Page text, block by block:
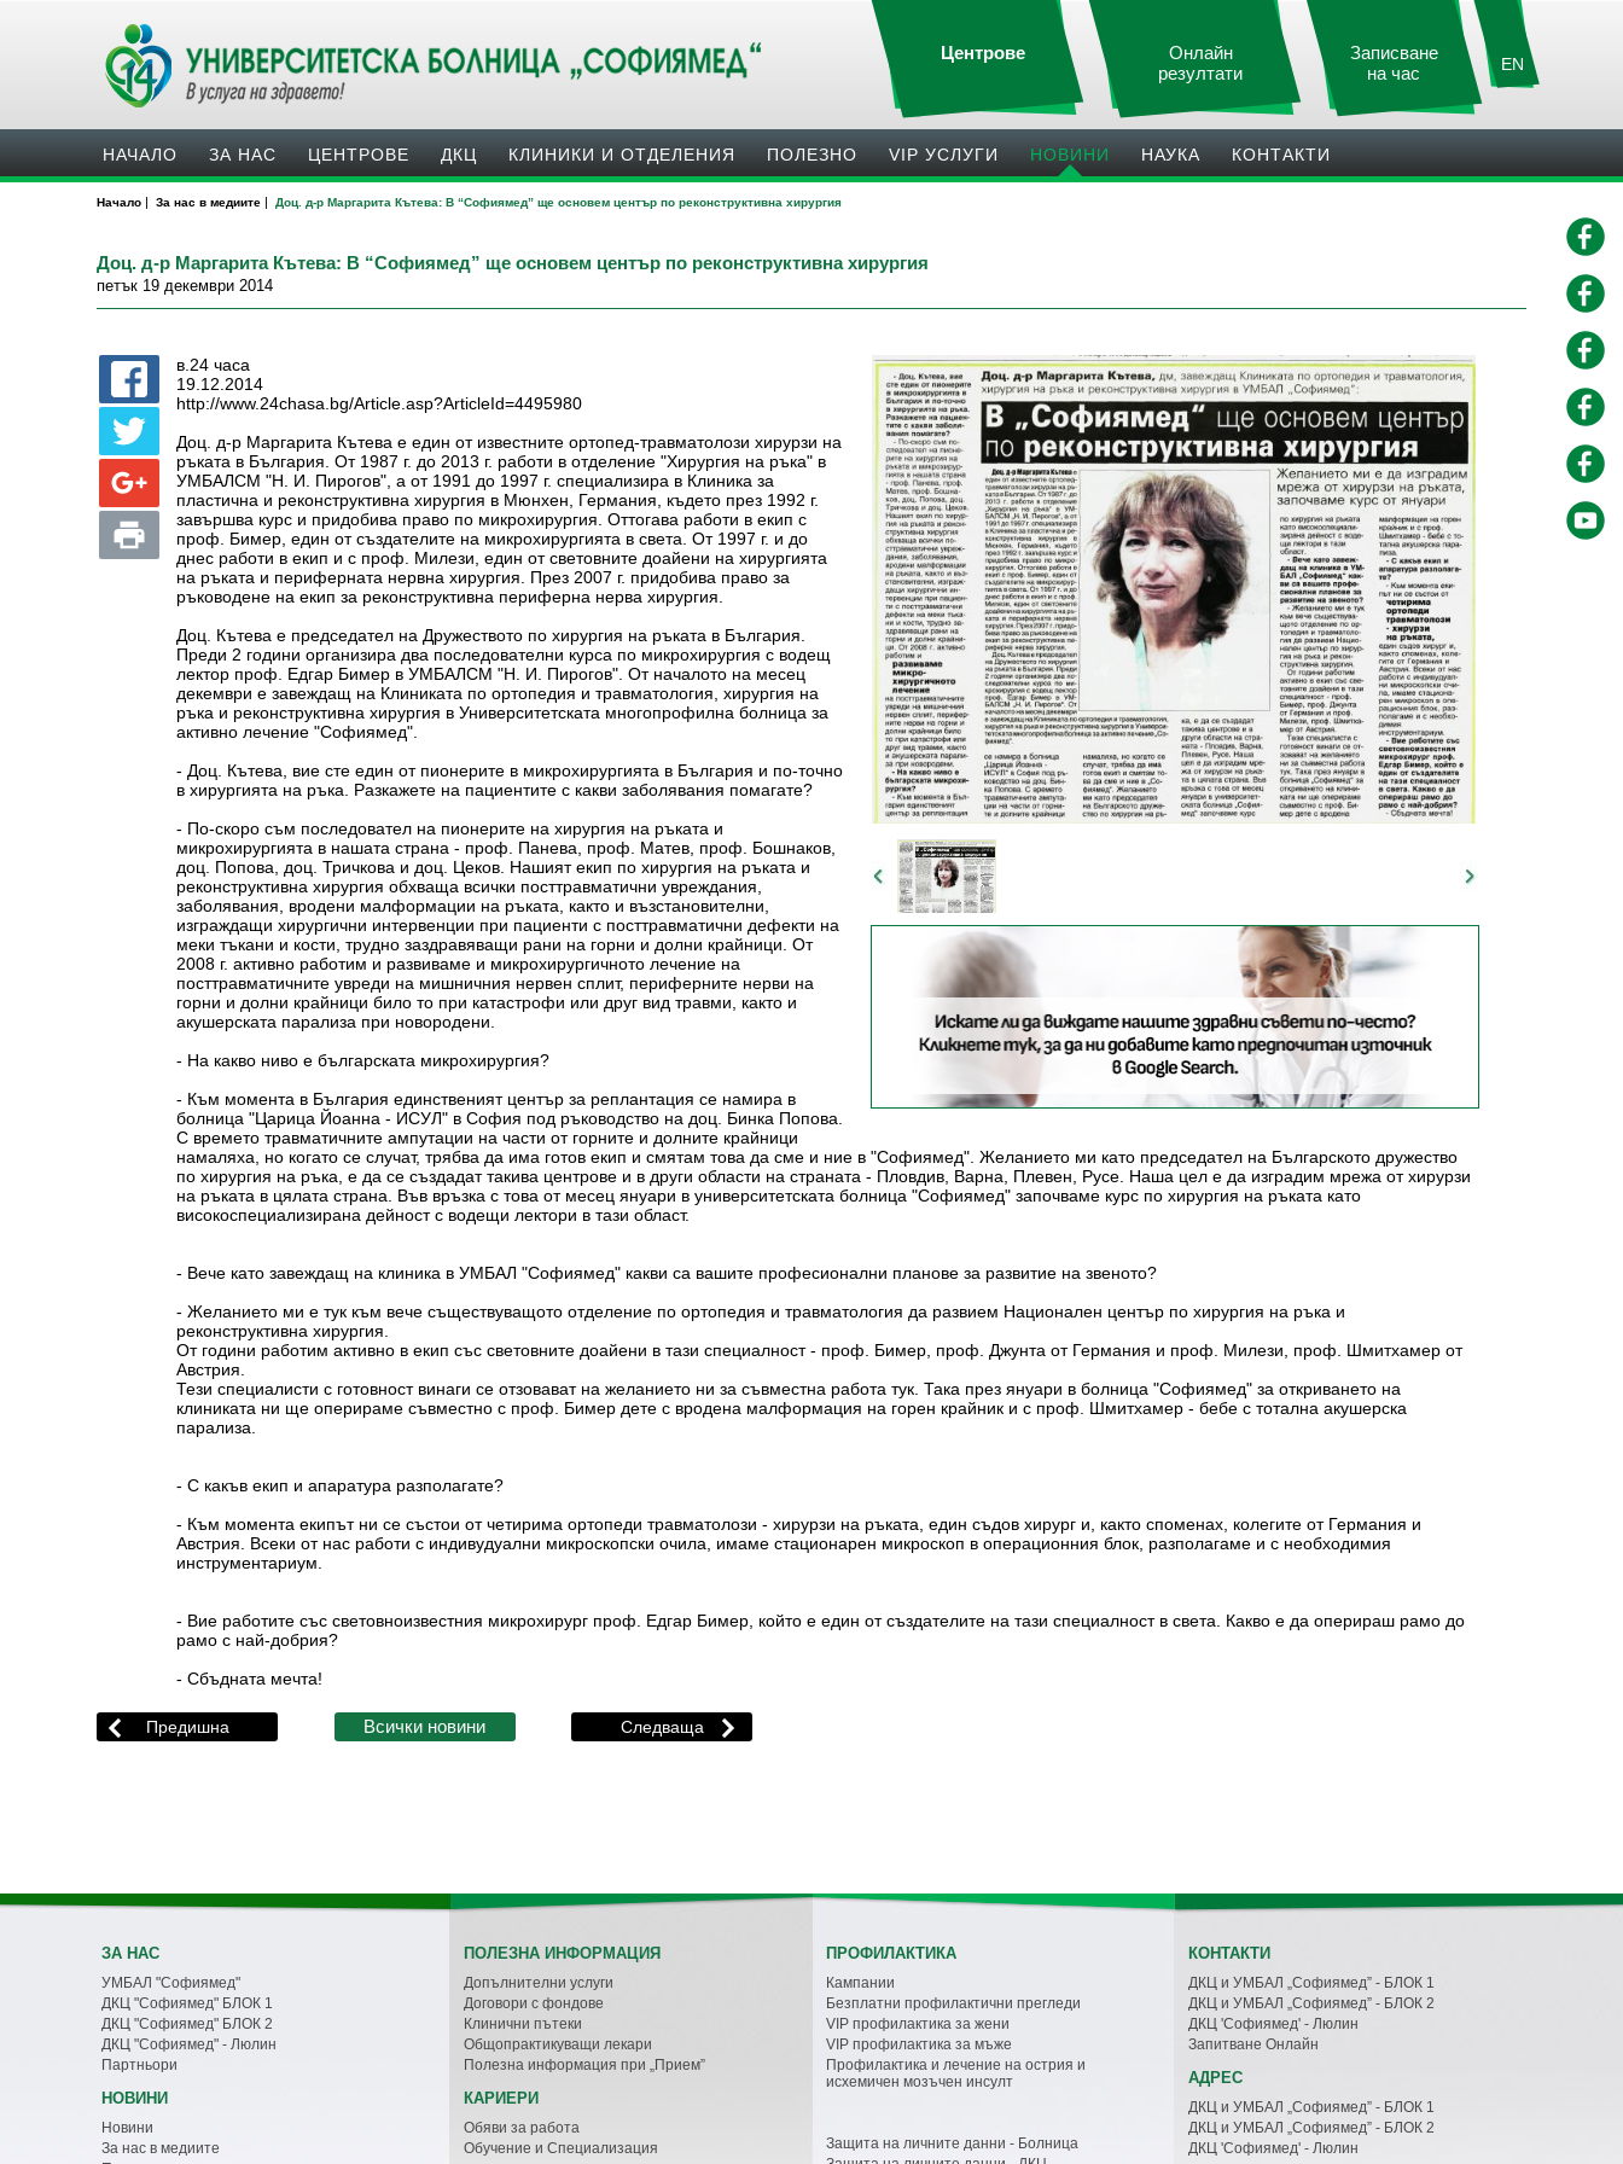
EN
Записване
на час
Онлайн
резултати
Центрове
НАЧАЛО ЗА НАС ЦЕНТРОВЕ ДКЦ КЛИНИКИ И ОТДЕЛЕНИЯ ПОЛЕЗНO VIP УСЛУГИ НОВИНИ НАУКА КОНТАКТИ
Начало | За нас в медиите | Доц. д-р Маргарита Кътева: В “Софиямед” ще основем център по реконструктивна хирургия
Доц. д-р Маргарита Кътева: В “Софиямед” ще основем център по реконструктивна хирургия
петък 19 декември 2014
в.24 часа
19.12.2014
http://www.24chasa.bg/Article.asp?ArticleId=4495980
Доц. д-р Маргарита Кътева е един от известните ортопед-травматолози хирурзи на
ръката в България. От 1987 г. до 2013 г. работи в отделение "Хирургия на ръка" в
УМБАЛСМ "Н. И. Пирогов", а от 1991 до 1997 г. специализира в Клиника за
пластична и реконструктивна хирургия в Мюнхен, Германия, където през 1992 г.
завършва курс и придобива право по микрохирургия. Оттогава работи в екип с
проф. Бимер, един от създателите на микрохирургията в света. От 1997 г. и до
днес работи в екип и с проф. Милези, един от световните доайени на хирургията
на ръката и периферната нервна хирургия. През 2007 г. придобива право за
ръководене на екип за реконструктивна периферна нерва хирургия.
Доц. Кътева е председател на Дружеството по хирургия на ръката в България.
Преди 2 години организира два последователни курса по микрохирургия с водещ
лектор проф. Едгар Бимер в УМБАЛСМ "Н. И. Пирогов". От началото на месец
декември е завеждащ на Клиниката по ортопедия и травматология, хирургия на
ръка и реконструктивна хирургия в Университетската многопрофилна болница за
активно лечение "Софиямед".
- Доц. Кътева, вие сте един от пионерите в микрохирургията в България и по-точно
в хирургията на ръка. Разкажете на пациентите с какви заболявания помагате?
- По-скоро съм последовател на пионерите на хирургия на ръката и
микрохирургията в нашата страна - проф. Панева, проф. Матев, проф. Бошнаков,
доц. Попова, доц. Тричкова и доц. Цеков. Нашият екип по хирургия на ръката и
реконструктивна хирургия обхваща всички посттравматични увреждания,
заболявания, вродени малформации на ръката, както и възстановителни,
изграждащи хирургични интервенции при пациенти с посттравматични дефекти на
меки тъкани и кости, трудно заздравяващи рани на горни и долни крайници. От
2008 г. активно работим и развиваме и микрохирургичното лечение на
посттравматичните увреди на мишничния нервен сплит, периферните нерви на
горни и долни крайници било то при катастрофи или друг вид травми, както и
акушерската парализа при новородени.
- На какво ниво е българската микрохирургия?
- Към момента в България единственият център за реплантация се намира в
болница "Царица Йоанна - ИСУЛ" в София под ръководство на доц. Бинка Попова.
С времето травматичните ампутации на части от горните и долните крайници
намаляха, но когато се случат, трябва да има готов екип и смятам това да сме и ние в "Софиямед". Желанието ми като председател на Българското дружество
по хирургия на ръка, е да се създадат такива центрове и в други области на страната - Пловдив, Варна, Плевен, Русе. Наша цел е да изградим мрежа от хирурзи
на ръката в цялата страна. Във връзка с това от месец януари в университетската болница "Софиямед" започваме курс по хирургия на ръката като
високоспециализирана дейност с водещи лектори в тази област.
- Вече като завеждащ на клиника в УМБАЛ "Софиямед" какви са вашите професионални планове за развитие на звеното?
- Желанието ми е тук към вече съществуващото отделение по ортопедия и травматология да развием Национален център по хирургия на ръка и
реконструктивна хирургия.
От години работим активно в екип със световните доайени в тази специалност - проф. Бимер, проф. Джунта от Германия и проф. Милези, проф. Шмитхамер от
Австрия.
Тези специалисти с готовност винаги се отзовават на желанието ни за съвместна работа тук. Така през януари в болница "Софиямед" за откриването на
клиниката ни ще оперираме съвместно с проф. Бимер дете с вродена малформация на горен крайник и с проф. Шмитхамер - бебе с тотална акушерска
парализа.
- С какъв екип и апаратура разполагате?
- Към момента екипът ни се състои от четирима ортопеди травматолози - хирурзи на ръката, един съдов хирург и, както споменах, колегите от Германия и
Австрия. Всеки от нас работи с индивудуални микроскопски очила, имаме стационарен микроскоп в операционния блок, разполагаме и с необходимия
инструментариум.
- Вие работите със световноизвестния микрохирург проф. Едгар Бимер, който е един от създателите на тази специалност в света. Какво е да оперираш рамо до
рамо с най-добрия?
- Сбъдната мечта!
ЗА НАС
УМБАЛ "Софиямед"
ДКЦ "Софиямед" БЛОК 1
ДКЦ "Софиямед" БЛОК 2
ДКЦ "Софиямед" - Люлин
Партньори
НОВИНИ
Новини
За нас в медиите
ПОЛЕЗНА ИНФОРМАЦИЯ
Допълнителни услуги
Договори с фондове
Клинични пътеки
Общопрактикуващи лекари
Полезна информация при „Прием”
КАРИЕРИ
Обяви за работа
Обучение и Специализация
ПРОФИЛАКТИКА
Кампании
Безплатни профилактични прегледи
VIP профилактика за жени
VIP профилактика за мъже
Профилактика и лечение на острия и
исхемичен мозъчен инсулт
Защита на личните данни - Болница
КОНТАКТИ
ДКЦ и УМБАЛ „Софиямед” - БЛОК 1
ДКЦ и УМБАЛ „Софиямед” - БЛОК 2
ДКЦ 'Софиямед' - Люлин
Запитване Онлайн
АДРЕС
ДКЦ и УМБАЛ „Софиямед” - БЛОК 1
ДКЦ и УМБАЛ „Софиямед” - БЛОК 2
ДКЦ 'Софиямед' - Люлин